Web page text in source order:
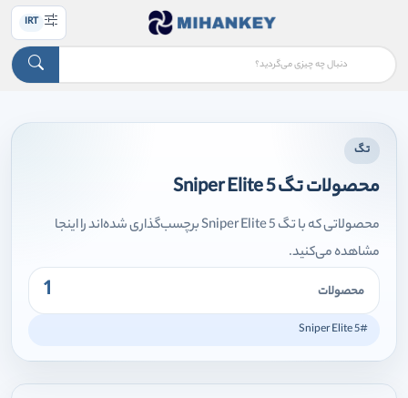
IRT
تگ
محصولات تگ Sniper Elite 5
محصولاتی که با تگ Sniper Elite 5 برچسب‌گذاری شده‌اند را اینجا
مشاهده می‌کنید.
محصولات 1
#Sniper Elite 5